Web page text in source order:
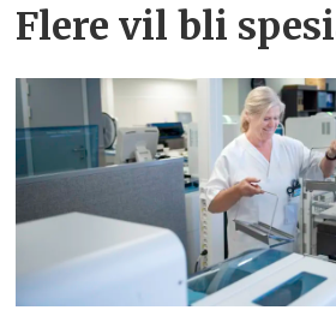
Flere vil bli